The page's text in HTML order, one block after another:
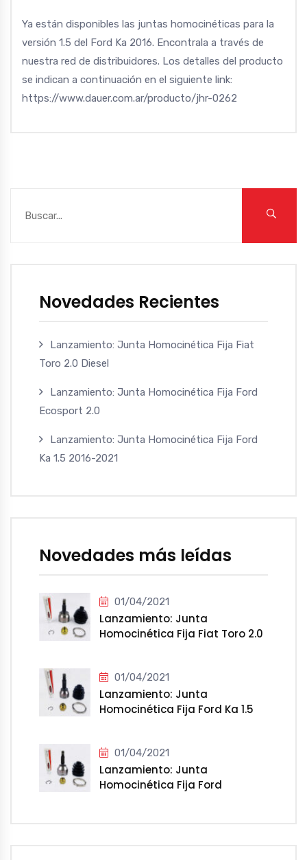
Novedades Recientes
Lanzamiento: Junta Homocinética Fija Fiat
Toro 2.0 Diesel
Lanzamiento: Junta Homocinética Fija Ford
Ecosport 2.0
Lanzamiento: Junta Homocinética Fija Ford
Ka 1.5 2016-2021
Novedades más leídas
01/04/2021
Lanzamiento: Junta
Homocinética Fija Fiat Toro 2.0
01/04/2021
Lanzamiento: Junta
Homocinética Fija Ford Ka 1.5
01/04/2021
Lanzamiento: Junta
Homocinética Fija Ford
Ya están disponibles las juntas homocinéticas para la
versión 1.5 del Ford Ka 2016. Encontrala a través de
nuestra red de distribuidores. Los detalles del producto
se indican a continuación en el siguiente link:
https://www.dauer.com.ar/producto/jhr-0262